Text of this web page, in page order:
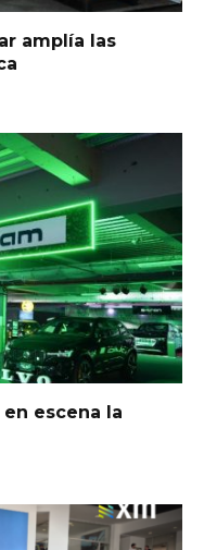
amplía las
escena la